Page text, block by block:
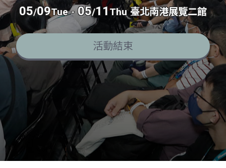
05/09Tue - 05/11Thu 臺北南港展覽二館
活動結束